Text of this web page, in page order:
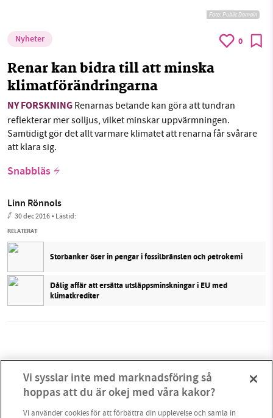
Foto:Public Domain
Nyheter 0
Renar kan bidra till att minska
klimatförändringarna
NY FORSKNING Renarnas betande kan göra att tundran
reflekterar mer solljus, vilket minskar uppvärmningen.
Samtidigt gör det allt varmare klimatet att renarna får svårare
att klara sig.
Snabbläs
Linn Rönnols
30 dec 2016• Lästid:
RELATERAT
Storbanker öser in pengar i fossilbränslen och petrokemi
Dålig affär att ersätta utsläppsminskningar i EU med
klimatkrediter
Vi sysslar inte med marknadsföring så
hoppas att du är okej med våra kakor?
Vi använder cookies för att förbättra din upplevelse och samla in